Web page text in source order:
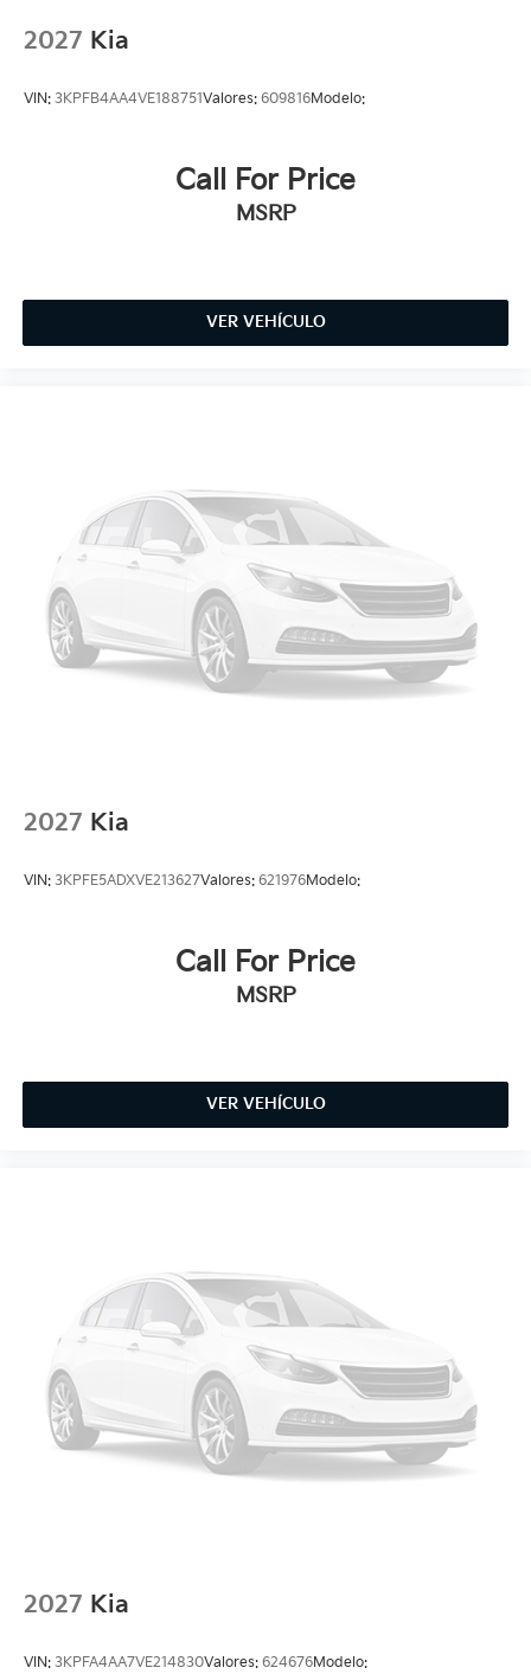
2027 Kia
VIN: 3KPFB4AA4VE188751Valores: 609816Modelo:
Call For Price
MSRP
VER VEHÍCULO
2027 Kia
VIN: 3KPFE5ADXVE213627Valores: 621976Modelo:
Call For Price
MSRP
VER VEHÍCULO
2027 Kia
VIN: 3KPFA4AA7VE214830Valores: 624676Modelo: